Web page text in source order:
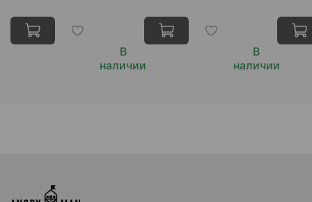
В
наличии
В
наличии